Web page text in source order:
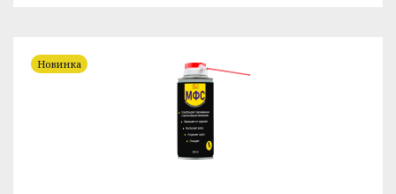
Новинка